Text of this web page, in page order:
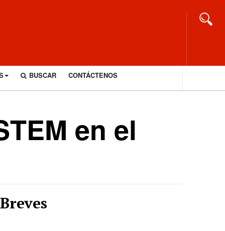
BUSCAR CONTÁCTENOS
en el
Breves